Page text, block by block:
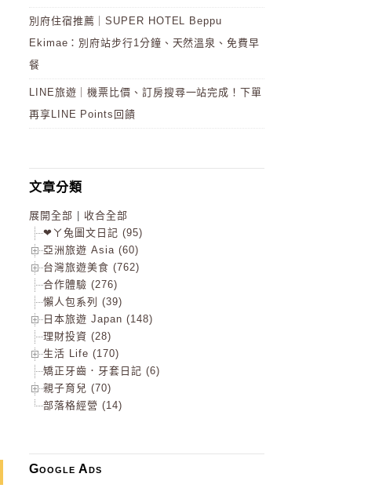
別府住宿推薦｜SUPER HOTEL Beppu
Ekimae：別府站步行1分鐘、天然溫泉、免費早
餐
LINE旅遊｜機票比價、訂房搜尋一站完成！下單
再享LINE Points回饋
文章分類
展開全部
收合全部
❤ㄚ兔圖文日記 (95)
亞洲旅遊 Asia (60)
台灣旅遊美食 (762)
合作體驗 (276)
懶人包系列 (39)
日本旅遊 Japan (148)
理財投資 (28)
生活 Life (170)
矯正牙齒．牙套日記 (6)
親子育兒 (70)
部落格經營 (14)
Google Ads